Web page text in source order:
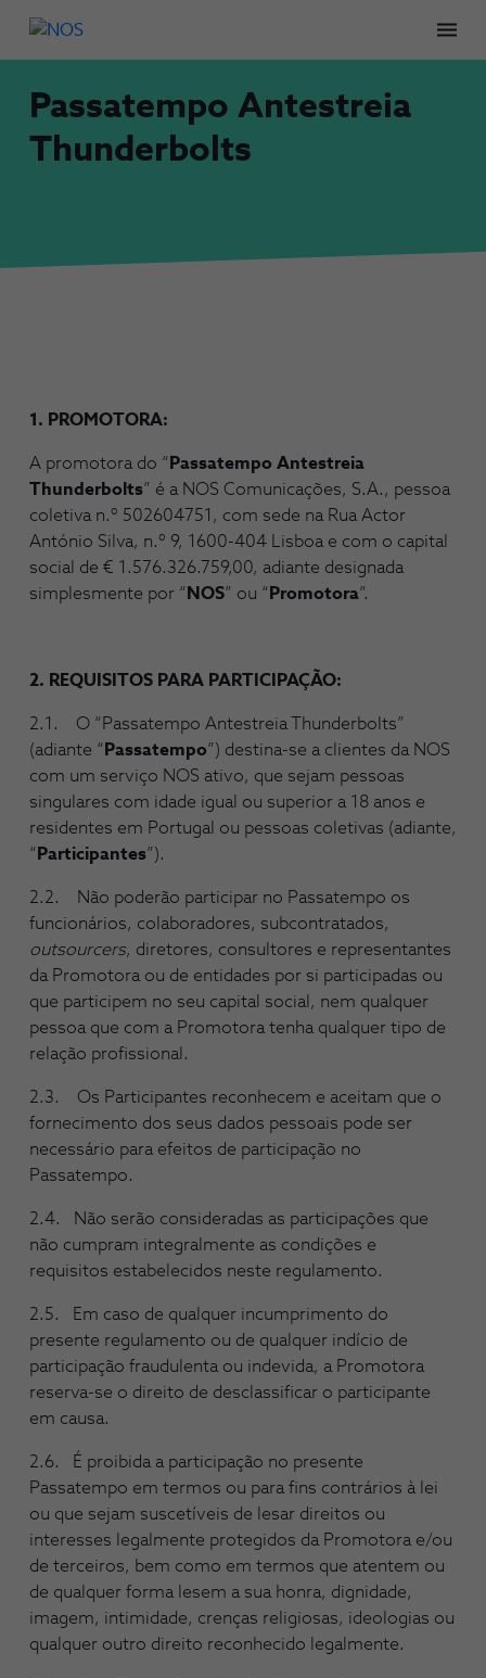
Passatempo Antestreia
Thunderbolts
1. PROMOTORA:
A promotora do “ Passatempo Antestreia
Thunderbolts” é a NOS Comunicações, S.A., pessoa
coletiva n.º 502604751, com sede na Rua Actor
António Silva, n.º 9, 1600-404 Lisboa e com o capital
social de € 1.576.326.759,00, adiante designada
simplesmente por “ NOS” ou “ Promotora”.
2. REQUISITOS PARA PARTICIPAÇÃO:
2.1. O “Passatempo Antestreia Thunderbolts”
(adiante “ Passatempo”) destina-se a clientes da NOS
com um serviço NOS ativo, que sejam pessoas
singulares com idade igual ou superior a 18 anos e
residentes em Portugal ou pessoas coletivas (adiante,
“ Participantes”).
2.2. Não poderão participar no Passatempo os
funcionários, colaboradores, subcontratados,
outsourcers, diretores, consultores e representantes
da Promotora ou de entidades por si participadas ou
que participem no seu capital social, nem qualquer
pessoa que com a Promotora tenha qualquer tipo de
relação profissional.
2.3. Os Participantes reconhecem e aceitam que o
fornecimento dos seus dados pessoais pode ser
necessário para efeitos de participação no
Passatempo.
2.4. Não serão consideradas as participações que
não cumpram integralmente as condições e
requisitos estabelecidos neste regulamento.
2.5. Em caso de qualquer incumprimento do
presente regulamento ou de qualquer indício de
participação fraudulenta ou indevida, a Promotora
reserva-se o direito de desclassificar o participante
em causa.
2.6. É proibida a participação no presente
Passatempo em termos ou para fins contrários à lei
ou que sejam suscetíveis de lesar direitos ou
interesses legalmente protegidos da Promotora e/ou
de terceiros, bem como em termos que atentem ou
de qualquer forma lesem a sua honra, dignidade,
imagem, intimidade, crenças religiosas, ideologias ou
qualquer outro direito reconhecido legalmente.